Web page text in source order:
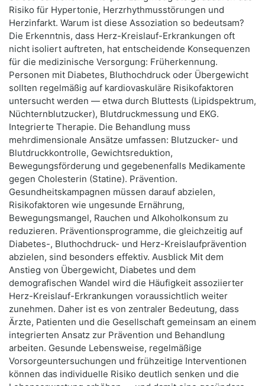
Risiko für Hypertonie, Herzrhythmusstörungen und
Herzinfarkt. Warum ist diese Assoziation so bedeutsam?
Die Erkenntnis, dass Herz-Kreislauf-Erkrankungen oft
nicht isoliert auftreten, hat entscheidende Konsequenzen
für die medizinische Versorgung: Früherkennung.
Personen mit Diabetes, Bluthochdruck oder Übergewicht
sollten regelmäßig auf kardiovaskuläre Risikofaktoren
untersucht werden — etwa durch Bluttests (Lipidspektrum,
Nüchternblutzucker), Blutdruckmessung und EKG.
Integrierte Therapie. Die Behandlung muss
mehrdimensionale Ansätze umfassen: Blutzucker- und
Blutdruckkontrolle, Gewichtsreduktion,
Bewegungsförderung und gegebenenfalls Medikamente
gegen Cholesterin (Statine). Prävention.
Gesundheitskampagnen müssen darauf abzielen,
Risikofaktoren wie ungesunde Ernährung,
Bewegungsmangel, Rauchen und Alkoholkonsum zu
reduzieren. Präventionsprogramme, die gleichzeitig auf
Diabetes-, Bluthochdruck- und Herz-Kreislaufprävention
abzielen, sind besonders effektiv. Ausblick Mit dem
Anstieg von Übergewicht, Diabetes und dem
demografischen Wandel wird die Häufigkeit assoziierter
Herz-Kreislauf-Erkrankungen voraussichtlich weiter
zunehmen. Daher ist es von zentraler Bedeutung, dass
Ärzte, Patienten und die Gesellschaft gemeinsam an einem
integrierten Ansatz zur Prävention und Behandlung
arbeiten. Gesunde Lebensweise, regelmäßige
Vorsorgeuntersuchungen und frühzeitige Interventionen
können das individuelle Risiko deutlich senken und die